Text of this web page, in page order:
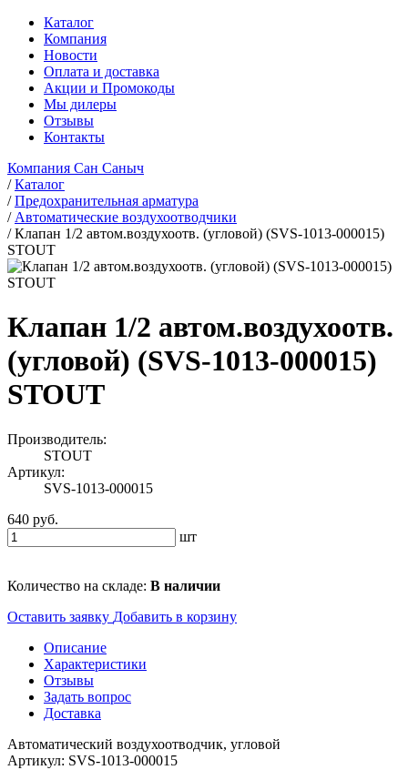
Каталог
Компания
Новости
Оплата и доставка
Акции и Промокоды
Мы дилеры
Отзывы
Контакты
Компания Сан Саныч
/Каталог
/Предохранительная арматура
/ Автоматические воздухоотводчики
/Клапан 1/2 автом.воздухоотв. (угловой) (SVS-1013-000015)
STOUT
Клапан 1/2 автом.воздухоотв.
(угловой) (SVS-1013-000015)
STOUT
Производитель:
STOUT
Артикул:
SVS-1013-000015
640 руб.
шт
Количество на складе: В наличии
Оставить заявку Добавить в корзину
Описание
Характеристики
Отзывы
Задать вопрос
Доставка
Автоматический воздухоотводчик, угловой
Артикул: SVS-1013-000015